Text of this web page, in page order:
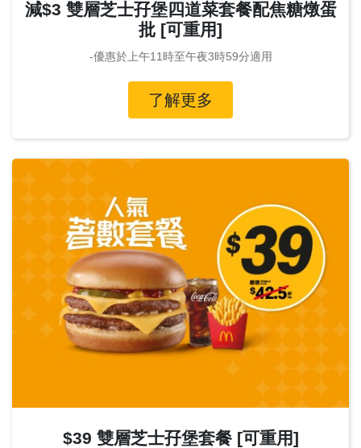
減$3 雙層芝士孖堡四道菜套餐配焦糖燉蛋
批 [可重用]
-優惠於上午11時至午夜3時59分適用
了解更多
$39 雙層芝士孖堡套餐 [可重用]